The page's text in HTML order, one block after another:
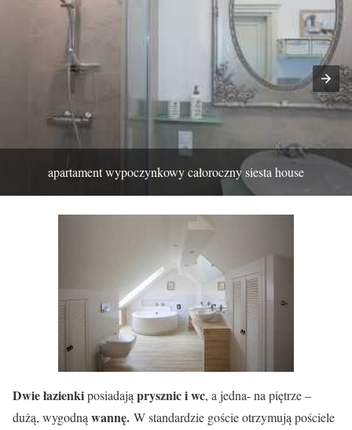
apartament wypoczynkowy całoroczny siesta house
Dwie łazienkiposiadająprysznic i wc, a jedna- na piętrze –
dużą, wygodnąwannę. W standardzie goście otrzymują pościele